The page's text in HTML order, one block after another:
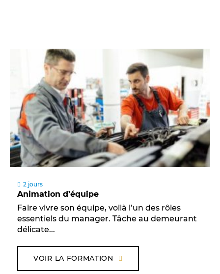
2 jours
Animation d’équipe
Faire vivre son équipe, voilà l’un des rôles
essentiels du manager. Tâche au demeurant
délicate...
VOIR LA FORMATION